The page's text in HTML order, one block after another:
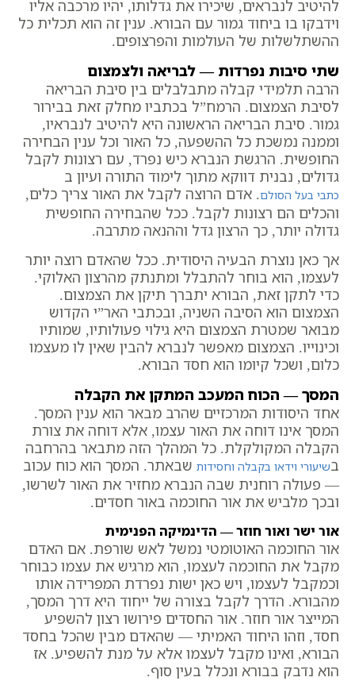
להיטיב לנבראים, שיכירו את גדלותו, יהיו מרכבה אליו
וידבקו בו ביחוד גמור עם הבורא. ענין זה הוא תכלית כל
ההשתלשלות של העולמות והפרצופים.
שתי סיבות נפרדות — לבריאה ולצמצום
הרבה תלמידי קבלה מתבלבלים בין סיבת הבריאה
לסיבת הצמצום. הרמח”ל בכתביו מחלק זאת בבירור
גמור. סיבת הבריאה הראשונה היא להיטיב לנבראיו,
וממנה נמשכת כל ההשפעה, כל האור וכל ענין הבחירה
החופשית. הרגשת הנברא כיש נפרד, עם רצונות לקבל
גדולים, נבנית דווקא מתוך לימוד התורה ועיון ב
כתבי בעל הסולם. אדם הרוצה לקבל את האור צריך כלים,
והכלים הם רצונות לקבל. ככל שהבחירה החופשית
גדולה יותר, כך הרצון גדל וההנאה מתרבה.
אך כאן נוצרת הבעיה היסודית. ככל שהאדם רוצה יותר
לעצמו, הוא בוחר להתבלל ומתנתק מהרצון האלוקי.
כדי לתקן זאת, הבורא יתברך תיקן את הצמצום.
הצמצום הוא הסיבה השניה, ובכתבי האר”י הקדוש
מבואר שמטרת הצמצום היא גילוי פעולותיו, שמותיו
וכינוייו. הצמצום מאפשר לנברא להבין שאין לו מעצמו
כלום, ושכל קיומו הוא חסד הבורא.
המסך — הכוח המעכב המתקן את הקבלה
אחד היסודות המרכזיים שהרב מבאר הוא ענין המסך.
המסך אינו דוחה את האור עצמו, אלא דוחה את צורת
הקבלה המקולקלת. כל המהלך הזה מתבאר בהרחבה
בשיעורי וידאו בקבלה וחסידות שבאתר. המסך הוא כוח עכוב
— פעולה רוחנית שבה הנברא מחזיר את האור לשרשו,
ובכך מלביש את אור החוכמה באור חסדים.
אור ישר ואור חוזר — הדינמיקה הפנימית
אור החוכמה האוטומטי נמשל לאש שורפת. אם האדם
מקבל את החוכמה לעצמו, הוא מרגיש את עצמו כבוחר
וכמקבל לעצמו, ויש כאן ישות נפרדת המפרידה אותו
מהבורא. הדרך לקבל בצורה של ייחוד היא דרך המסך,
המייצר אור חוזר. אור החסדים פירושו רצון להשפיע
חסד, וזהו היחוד האמיתי — שהאדם מבין שהכל בחסד
הבורא, ואינו מקבל לעצמו אלא על מנת להשפיע. אז
הוא נדבק בבורא ונכלל בעין סוף.